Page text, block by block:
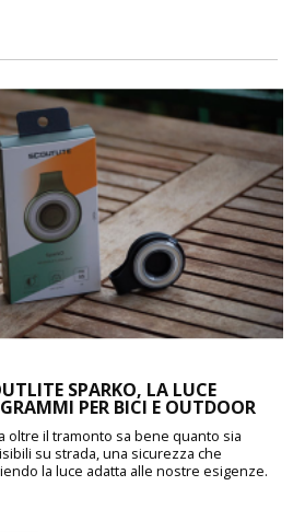
SPARKO, LA LUCE
PER BICI E OUTDOOR
oltre il tramonto sa bene quanto sia
su strada, una sicurezza che
la luce adatta alle nostre esigenze.